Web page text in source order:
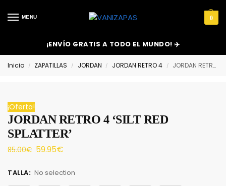
MENU 0
¡ENVÍO GRATIS A TODO EL MUNDO! ✈️
Inicio / ZAPATILLAS / JORDAN / JORDAN RETRO 4 / JORDAN RETRO 4 ‘SILT RED SPLATTER’
¡Oferta!
JORDAN RETRO 4 ‘SILT RED
SPLATTER’
85.00€ 59.95€
TALLA: No selection